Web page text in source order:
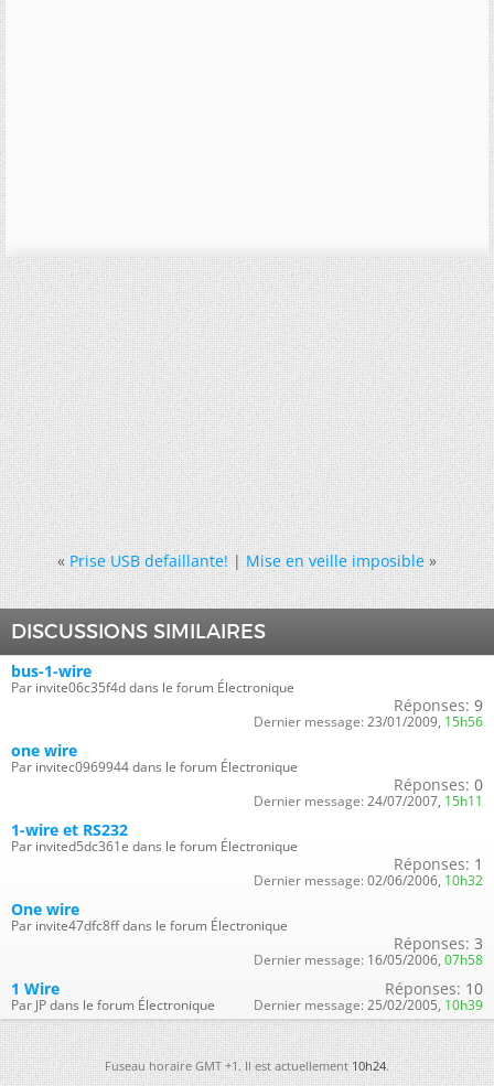
« Prise USB defaillante!|Mise en veille imposible »
DISCUSSIONS SIMILAIRES
bus-1-wire
Par invite06c35f4d dans le forum Électronique
Réponses: 9
Dernier message: 23/01/2009, 15h56
one wire
Par invitec0969944 dans le forum Électronique
Réponses: 0
Dernier message: 24/07/2007, 15h11
1-wire et RS232
Par invited5dc361e dans le forum Électronique
Réponses: 1
Dernier message: 02/06/2006, 10h32
One wire
Par invite47dfc8ff dans le forum Électronique
Réponses: 3
Dernier message: 16/05/2006, 07h58
1 Wire
Par JP dans le forum Électronique
Réponses: 10
Dernier message: 25/02/2005, 10h39
Fuseau horaire GMT +1. Il est actuellement10h24.